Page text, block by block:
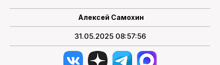
Алексей Самохин
31.05.2025 08:57:56